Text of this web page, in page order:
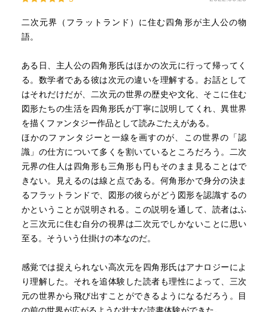
二次元界（フラットランド）に住む四角形が主人公の物
語。
ある日、主人公の四角形氏はほかの次元に行って帰ってく
る。数学者である彼は次元の違いを理解する。お話として
はそれだけだが、二次元の世界の歴史や文化、そこに住む
図形たちの生活を四角形氏が丁寧に説明してくれ、異世界
を描くファンタジー作品として読みごたえがある。
ほかのファンタジーと一線を画すのが、この世界の「認
識」の仕方について多くを割いているところだろう。二次
元界の住人は四角形も三角形も円もそのまま見ることはで
きない。見えるのは線と点である。何角形かで身分の決ま
るフラットランドで、図形の彼らがどう図形を認識するの
かということが説明される。この説明を通して、読者はふ
と三次元に住む自分の視界は二次元でしかないことに思い
至る。そういう仕掛けの本なのだ。
感覚では捉えられない高次元を四角形氏はアナロジーによ
り理解した。それを追体験した読者も理性によって、三次
元の世界から飛び出すことができるようになるだろう。目